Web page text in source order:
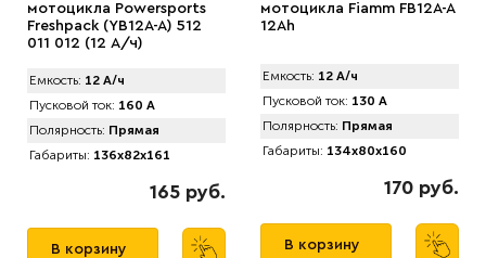
мотоцикла Powersports
Freshpack (YB12A-A) 512
011 012 (12 А/ч)
Емкость: 12 А/ч
Пусковой ток: 160 А
Полярность: Прямая
Габариты: 136x82x161
165 руб.
В корзину
мотоцикла Fiamm FB12A-A
12Ah
Емкость: 12 А/ч
Пусковой ток: 130 А
Полярность: Прямая
Габариты: 134x80x160
170 руб.
В корзину